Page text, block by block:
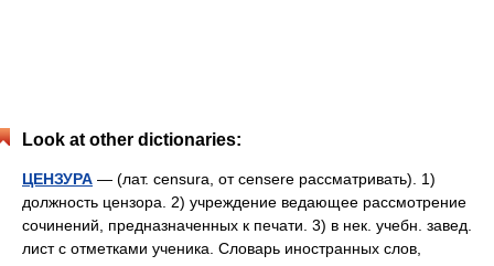
Look at other dictionaries:
ЦЕНЗУРА — (лат. censura, от censere рассматривать). 1)
должность цензора. 2) учреждение ведающее рассмотрение
сочинений, предназначенных к печати. 3) в нек. учебн. завед.
лист с отметками ученика. Словарь иностранных слов,